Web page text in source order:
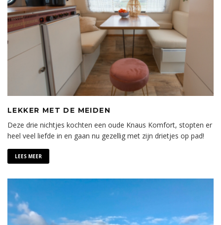
LEKKER MET DE MEIDEN
Deze drie nichtjes kochten een oude Knaus Komfort, stopten er
heel veel liefde in en gaan nu gezellig met zijn drietjes op pad!
LEES MEER